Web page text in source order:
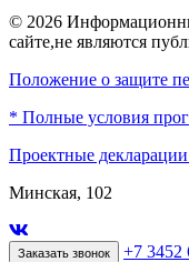
© 2026
сайте,не являются
Положение о защите
* Полные условия
Проектные
Минская, 102
Заказать звонок +7 3452